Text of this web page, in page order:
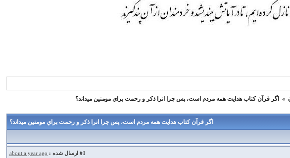
» اگر قرآن كتاب هدايت همه مردم است، پس چرا انرا ذكر و رحمت براي مومنين ميداند؟
اگر قرآن كتاب هدايت همه مردم است، پس چرا انرا ذكر و رحمت براي مومنين ميداند؟
#1 ارسال شده : about a year ago